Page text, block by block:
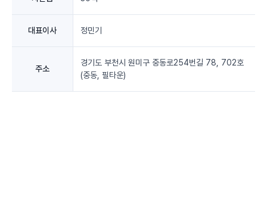
대표이사 정민기
주소
경기도 부천시 원미구 중동로254번길 78, 702호
(중동, 필타운)